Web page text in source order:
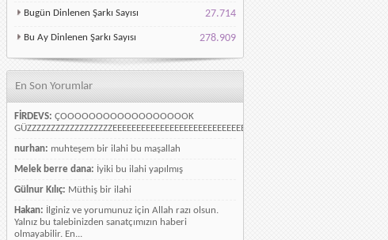
Bugün Dinlenen Şarkı Sayısı 27.714
Bu Ay Dinlenen Şarkı Sayısı 278.909
En Son Yorumlar
FİRDEVS: ÇOOOOOOOOOOOOOOOOOOK
GÜZZZZZZZZZZZZZZZZZZEEEEEEEEEEEEEEEEEEEEEEEEEEEEELLLLLLLLLLLLLLLLLLLLLLLL
nurhan: muhteşem bir ilahi bu maşallah
Melek berre dana: İyiki bu ilahi yapılmış
Gülnur Kılıç: Müthiş bir ilahi
Hakan: İlginiz ve yorumunuz için Allah razı olsun.
Yalnız bu talebinizden sanatçımızın haberi
olmayabilir. En...